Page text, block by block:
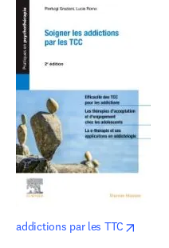
addictions par les TTC